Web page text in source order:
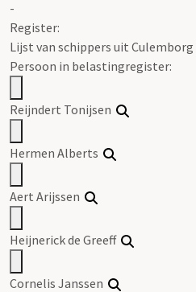
-
Register:
Lijst van schippers uit
Persoon in belastingregister:
Reijndert Tonijsen
Hermen Alberts
Aert Arijssen
Heijnerick de Greeff
Cornelis Janssen